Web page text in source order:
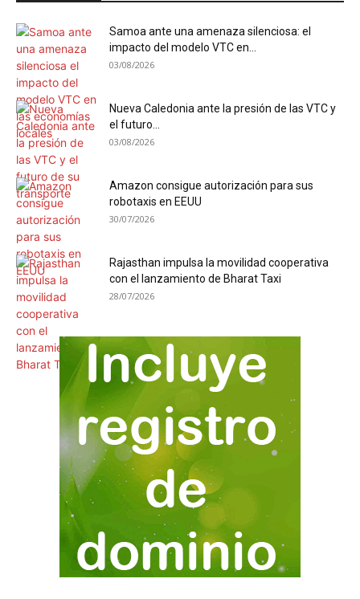
Samoa ante una amenaza silenciosa: el
impacto del modelo VTC en...
03/08/2026
Nueva Caledonia ante la presión de las VTC y
el futuro...
03/08/2026
Amazon consigue autorización para sus
robotaxis en EEUU
30/07/2026
Rajasthan impulsa la movilidad cooperativa
con el lanzamiento de Bharat Taxi
28/07/2026